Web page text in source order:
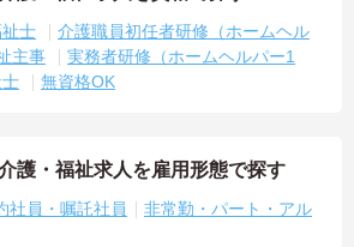
士
介護職員初任者研修（ホームヘル
主事
実務者研修（ホームヘルパー1
無資格OK
護・福祉求人を雇用形態で探す
社員・嘱託社員
非常勤・パート・アル